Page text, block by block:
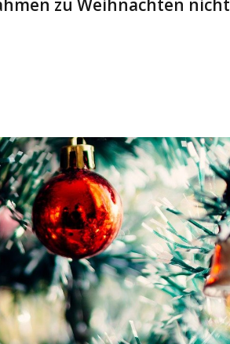
zu Weihnachten nicht